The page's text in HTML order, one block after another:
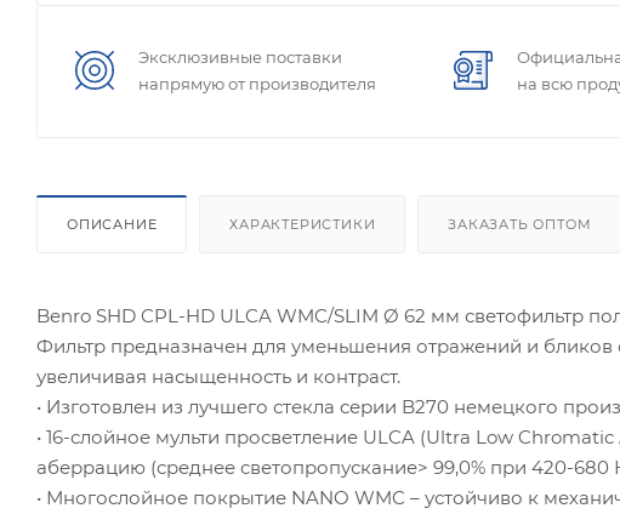
Эксклюзивные поставки
напрямую от производителя
на всю
ОПИСАНИЕ ХАРАКТЕРИСТИКИ ЗАКАЗАТЬ ОПТОМ
Benro SHD CPL-HD ULCA WMC/SLIM Ø 62 мм светофильтр
Фильтр предназначен для уменьшения отражений и бликов
увеличивая насыщенность и контраст.
• Изготовлен из лучшего стекла серии B270 немецкого
• 16-слойное мульти просветление ULCA (Ultra Low
аберрацию (среднее светопропускание> 99,0% при 420-680
• Многослойное покрытие NANO WMC – устойчиво к